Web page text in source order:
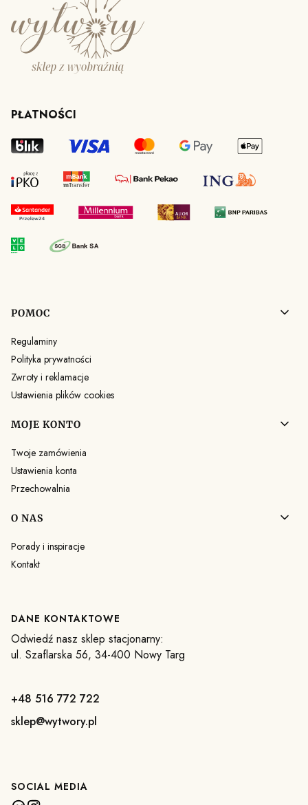
PŁATNOŚCI
Linki w stopce
POMOC
Regulaminy
Polityka prywatności
Zwroty i reklamacje
Ustawienia plików cookies
MOJE KONTO
Twoje zamówienia
Ustawienia konta
Przechowalnia
O NAS
Porady i inspiracje
Kontakt
DANE KONTAKTOWE
Odwiedź nasz sklep stacjonarny:
ul. Szaflarska 56, 34-400 Nowy Targ
+48 516 772 722
sklep@wytwory.pl
SOCIAL MEDIA